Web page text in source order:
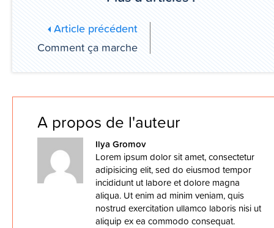
Article précédent
Comment ça marche
A propos de l'auteur
Ilya Gromov
Lorem ipsum dolor sit amet, consectetur
adipisicing elit, sed do eiusmod tempor
incididunt ut labore et dolore magna
aliqua. Ut enim ad minim veniam, quis
nostrud exercitation ullamco laboris nisi ut
aliquip ex ea commodo consequat.